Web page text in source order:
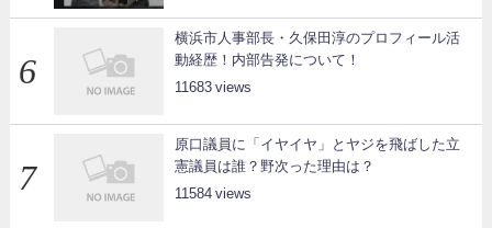
横浜市人事部長・久保田淳のプロフィール活
動経歴！内部告発について！
11683
原口議員に「イヤイヤ」とヤジを飛ばした立
憲議員は誰？野次った理由は？
11584